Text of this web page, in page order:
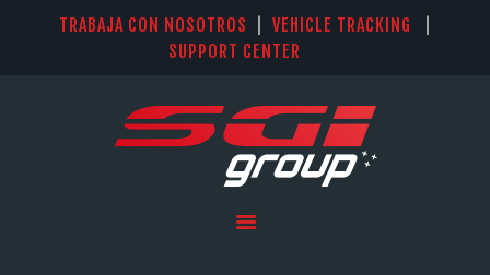
TRABAJA CON NOSOTROS VEHICLE TRACKING
SUPPORT CENTER
INICIO